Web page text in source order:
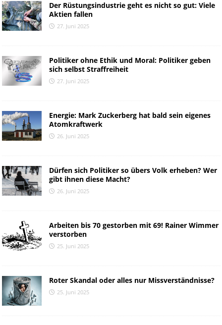
Der Rüstungsindustrie geht es nicht so gut: Viele
Aktien fallen
27. Juni 2025
Politiker ohne Ethik und Moral: Politiker geben
sich selbst Straffreiheit
27. Juni 2025
Energie: Mark Zuckerberg hat bald sein eigenes
Atomkraftwerk
26. Juni 2025
Dürfen sich Politiker so übers Volk erheben? Wer
gibt ihnen diese Macht?
26. Juni 2025
Arbeiten bis 70 gestorben mit 69! Rainer Wimmer
verstorben
25. Juni 2025
Roter Skandal oder alles nur Missverständnisse?
25. Juni 2025